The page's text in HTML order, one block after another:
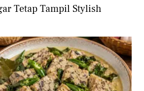
Tetap Tampil Stylish